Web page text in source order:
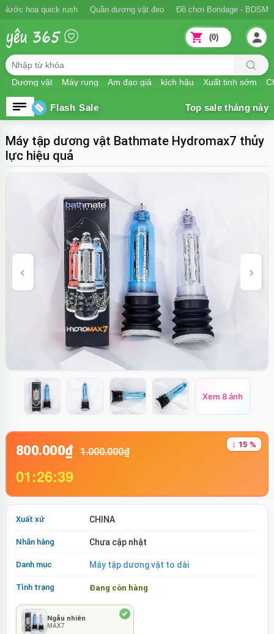
Ngăn xuất tinh sớm Nước hoa quick rush Quần dương vật đeo Đồ
Dương vật Máy rung Âm đạo giả kích hậu Xuất tinh sớm
(0)
Flash Sale
Máy tập dương vật Bathmate Hydromax7 thủy
lực hiệu quả
Xem 8 ảnh
800.000₫ 1.000.000₫
↓ 15 %
01:26:39
Xuất xứ CHINA
Nhãn hàng Chưa cập nhật
Danh mục Máy tập dương vật to dài
Tình trạng Đang còn hàng
Ngẫu nhiên
MAX7